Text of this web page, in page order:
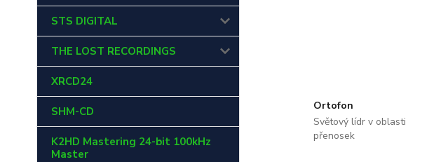
STS DIGITAL
THE LOST RECORDINGS
XRCD24
SHM-CD
K2HD Mastering 24-bit 100kHz
Master
Ortofon
Světový lídr v oblasti
přenosek